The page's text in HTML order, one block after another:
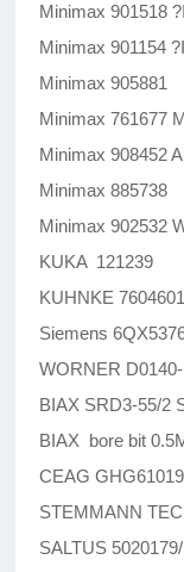
Minimax 901518
Minimax 901154
Minimax 905881
Minimax 761677
Minimax 908452
Minimax 885738
Minimax 902532
KUKA 121239
KUHNKE
Siemens
WORNER
BIAX SRD3-55/2
BIAX bore bit
CEAG
STEMMANN
SALTUS